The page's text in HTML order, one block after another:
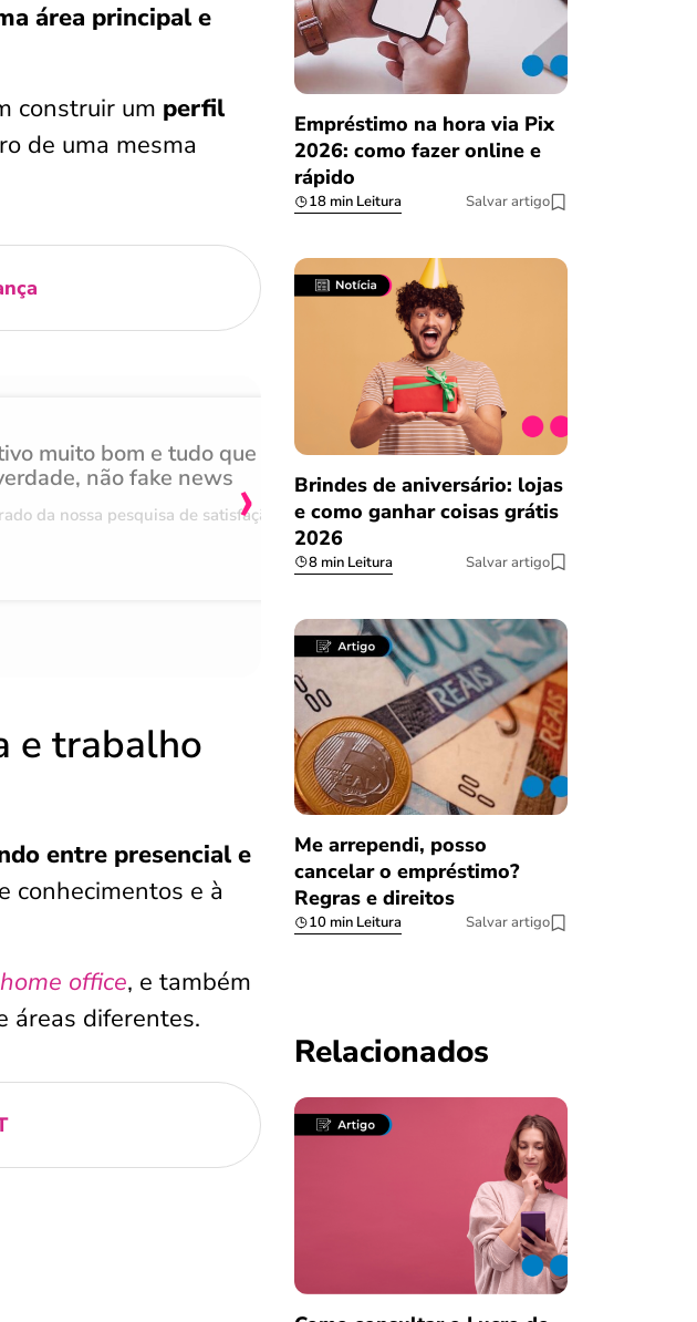
área principal e
construir um perfil
de uma mesma
muito bom e tudo que
não fake news
da nossa pesquisa de satisfação
Achei muito rápido,
burocracia
Comentário retirado da nossa
›
e trabalho
entre presencial e
conhecimentos e à
home office, e também
áreas diferentes.
Empréstimo na hora via Pix
2026: como fazer online e
rápido
18 min Leitura Salvar artigo
Brindes de aniversário: lojas
e como ganhar coisas grátis
2026
8 min Leitura Salvar artigo
Me arrependi, posso
cancelar o empréstimo?
Regras e direitos
10 min Leitura Salvar artigo
Relacionados